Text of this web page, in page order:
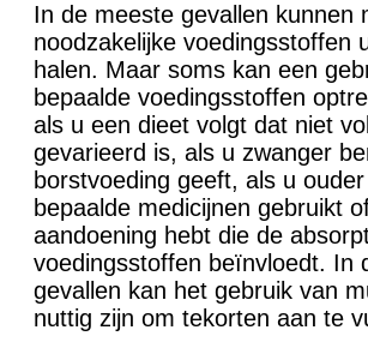
In de meeste gevallen kunnen
noodzakelijke voedingsstoffen
halen. Maar soms kan een
bepaalde voedingsstoffen
als u een dieet volgt dat niet
gevarieerd is, als u zwanger
borstvoeding geeft, als u
bepaalde medicijnen gebruikt
aandoening hebt die de
voedingsstoffen beïnvloedt. In
gevallen kan het gebruik van
nuttig zijn om tekorten aan te